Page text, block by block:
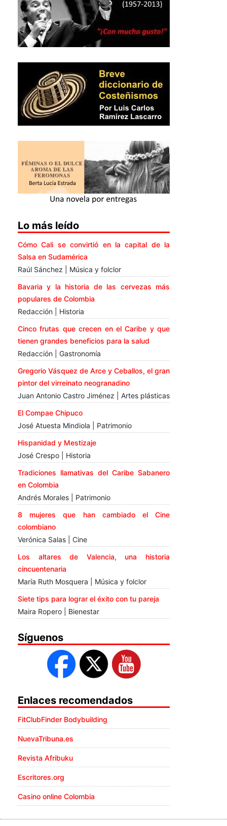
Lo más leído
Cómo Cali se convirtió en la capital de la
Salsa en Sudamérica
Raúl Sánchez | Música y folclor
Bavaria y la historia de las cervezas más
populares de Colombia
Redacción | Historia
Cinco frutas que crecen en el Caribe y que
tienen grandes beneficios para la salud
Redacción | Gastronomía
Gregorio Vásquez de Arce y Ceballos, el gran
pintor del virreinato neogranadino
Juan Antonio Castro Jiménez | Artes plásticas
El Compae Chipuco
José Atuesta Mindiola | Patrimonio
Hispanidad y Mestizaje
José Crespo | Historia
Tradiciones llamativas del Caribe Sabanero
en Colombia
Andrés Morales | Patrimonio
8 mujeres que han cambiado el Cine
colombiano
Verónica Salas | Cine
Los altares de Valencia, una historia
cincuentenaria
María Ruth Mosquera | Música y folclor
Siete tips para lograr el éxito con tu pareja
Maira Ropero | Bienestar
Síguenos
Enlaces recomendados
FitClubFinder Bodybuilding
NuevaTribuna.es
Revista Afribuku
Escritores.org
Casino online Colombia